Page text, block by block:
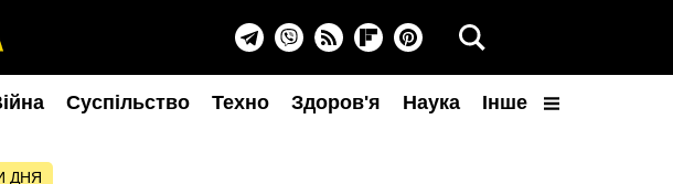
Суспільство Техно Здоров'я Наука Інше
ДНЯ